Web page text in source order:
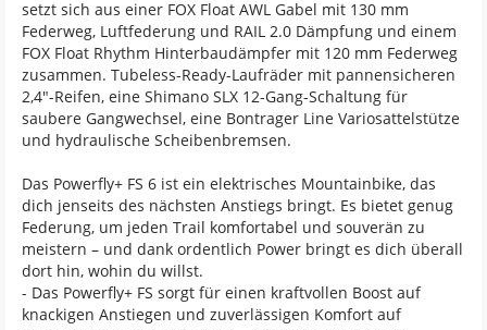
setzt sich aus einer FOX Float AWL Gabel mit 130 mm
Federweg, Luftfederung und RAIL 2.0 Dämpfung und einem
FOX Float Rhythm Hinterbaudämpfer mit 120 mm Federweg
zusammen. Tubeless-Ready-Laufräder mit pannensicheren
2,4"-Reifen, eine Shimano SLX 12-Gang-Schaltung für
saubere Gangwechsel, eine Bontrager Line Variosattelstütze
und hydraulische Scheibenbremsen.
Das Powerfly+ FS 6 ist ein elektrisches Mountainbike, das
dich jenseits des nächsten Anstiegs bringt. Es bietet genug
Federung, um jeden Trail komfortabel und souverän zu
meistern – und dank ordentlich Power bringt es dich überall
dort hin, wohin du willst.
- Das Powerfly+ FS sorgt für einen kraftvollen Boost auf
knackigen Anstiegen und zuverlässigen Komfort auf